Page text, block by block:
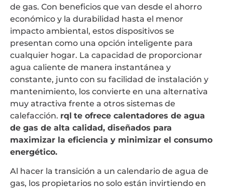
de gas. Con beneficios que van desde el ahorro
económico y la durabilidad hasta el menor
impacto ambiental, estos dispositivos se
presentan como una opción inteligente para
cualquier hogar. La capacidad de proporcionar
agua caliente de manera instantánea y
constante, junto con su facilidad de instalación y
mantenimiento, los convierte en una alternativa
muy atractiva frente a otros sistemas de
calefacción. rql te ofrece calentadores de agua
de gas de alta calidad, diseñados para
maximizar la eficiencia y minimizar el consumo
energético.
Al hacer la transición a un calendario de agua de
gas, los propietarios no solo están invirtiendo en